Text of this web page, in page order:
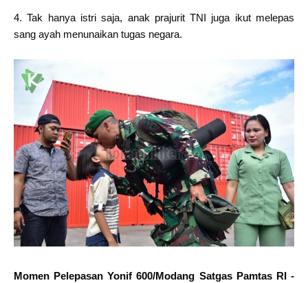
4. Tak hanya istri saja, anak prajurit TNI juga ikut melepas
sang ayah menunaikan tugas negara.
Momen Pelepasan Yonif 600/Modang Satgas Pamtas RI -